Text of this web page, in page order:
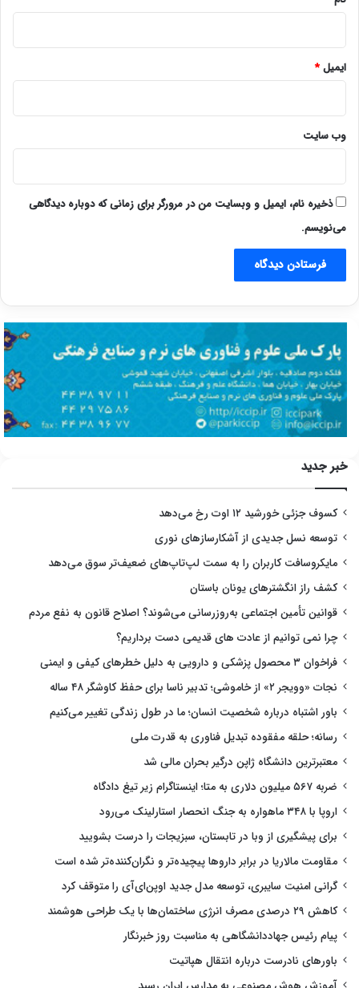
ایمیل*
وب‌ سایت
ذخیره نام، ایمیل و وبسایت من در مرورگر برای زمانی که دوباره دیدگاهی
می‌نویسم.
خبر جدید
کسوف جزئی خورشید ۱۲ اوت رخ می‌دهد
توسعه نسل جدیدی از آشکارسازهای نوری
مایکروسافت کاربران را به سمت لپ‌تاپ‌های ضعیف‌تر سوق می‌دهد
کشف راز انگشترهای یونان باستان
قوانین تأمین اجتماعی به‌روزرسانی می‌شوند؟ اصلاح قانون به نفع مردم
چرا نمی توانیم از عادت های قدیمی دست برداریم؟
فراخوان ۳ محصول پزشکی و دارویی به دلیل خطرهای کیفی و ایمنی
نجات «وویجر ۲» از خاموشی؛ تدبیر ناسا برای حفظ کاوشگر ۴۸ ساله
باور اشتباه درباره شخصیت انسان؛ ما در طول زندگی تغییر می‌کنیم
رسانه؛ حلقه مفقوده تبدیل فناوری به قدرت ملی
معتبرترین دانشگاه ژاپن درگیر بحران مالی شد
ضربه ۵۶۷ میلیون دلاری به متا؛ اینستاگرام زیر تیغ دادگاه
اروپا با ۳۴۸ ماهواره به جنگ انحصار استارلینک می‌رود
برای پیشگیری از وبا در تابستان، سبزیجات را درست بشویید
مقاومت مالاریا در برابر داروها پیچیده‌تر و نگران‌کننده‌تر شده است
گرانی امنیت سایبری، توسعه مدل جدید اوپن‌ای‌آی را متوقف کرد
کاهش ۲۹ درصدی مصرف انرژی ساختمان‌ها با یک طراحی هوشمند
پیام رئیس جهاددانشگاهی به مناسبت روز خبرنگار
باورهای نادرست درباره انتقال هپاتیت